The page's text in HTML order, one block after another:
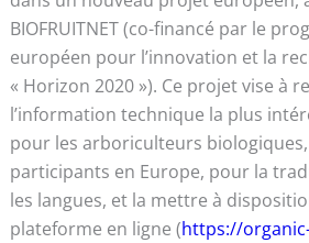
BIOFRUITNET (co-financé par le
européen pour l’innovation et la
« Horizon 2020 »). Ce projet vise à
l’information technique la plus
pour les arboriculteurs biologiques,
participants en Europe, pour la
les langues, et la mettre à
plateforme en ligne (https://